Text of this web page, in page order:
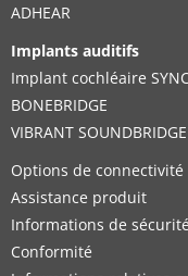
ADHEAR
Implants auditifs
Implant cochléaire
BONEBRIDGE
VIBRANT SOUNDBRIDGE
Options de connectivité
Assistance produit
Informations de
Conformité